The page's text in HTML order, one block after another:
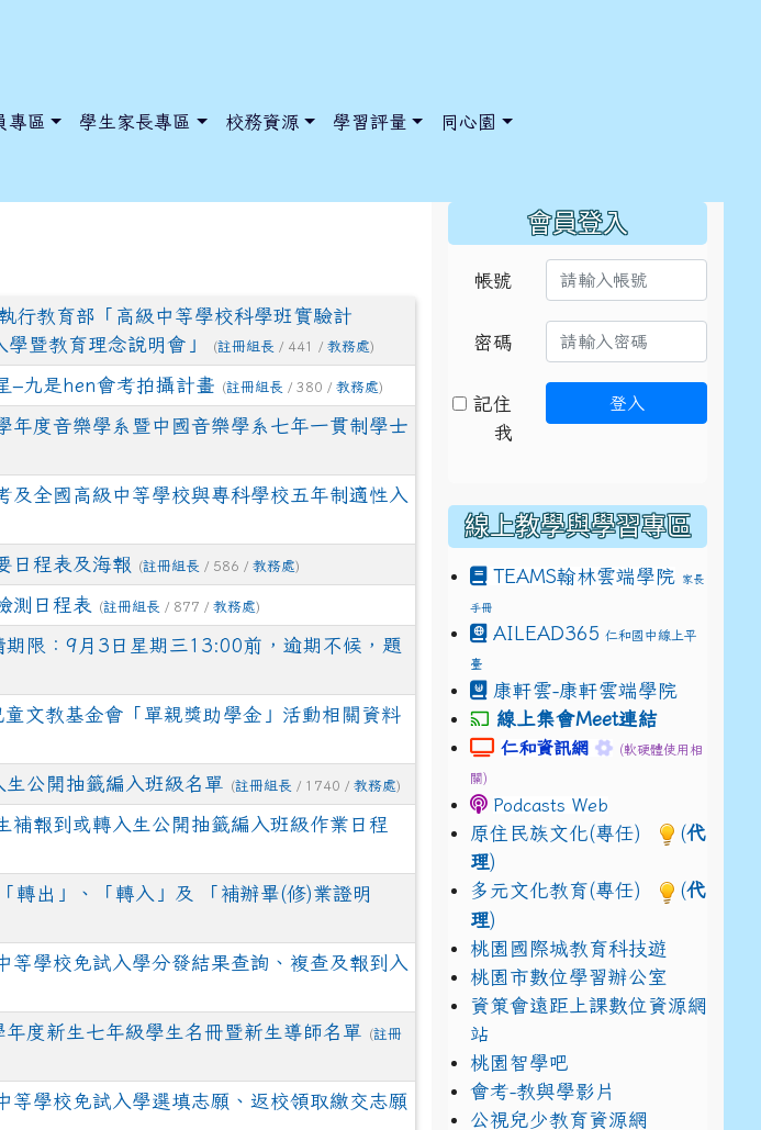
專區 學生家長專區 校務資源 學習評量 同心園
行教育部「高級中等學校科學班實驗計
暨教育理念說明會」
(註冊組長 / 441 / 教務處)
–九是hen會考拍攝計畫 (註冊組長 / 380 /教務處)
年度音樂學系暨中國音樂學系七年一貫制學士
及全國高級中等學校與專科學校五年制適性入
日程表及海報 (註冊組長 / 586 /教務處)
測日程表 (註冊組長 / 877 /教務處)
限：9月3日星期三13:00前，逾期不候，題
文教基金會「單親獎助學金」活動相關資料
公開抽籤編入班級名單 (註冊組長 / 1740 / 教務處)
補報到或轉入生公開抽籤編入班級作業日程
轉出」、「轉入」及 「補辦畢(修)業證明
等學校免試入學分發結果查詢、複查及報到入
度新生七年級學生名冊暨新生導師名單 (註冊
等學校免試入學選填志願、返校領取繳交志願
Page/Public/ChooseSys?s=05 style=font-size: 1rem; background-
Page/Public/ChooseSys?s=05 style=font-size: 1rem; background-
g7OisECve/
g7OisECve/
適性入學講綱 (ogle.com/presentation/d/
會員登入
帳號
密碼
記住
我
登入
線上教學與學習專區
TEAMS翰林雲端學院 家長
手冊
AILEAD365 仁和國中線上平
臺
康軒雲-康軒雲端學院
線上集會Meet連結
link to https://
仁和資訊網 link to https://
(軟硬體使用相
關)
Podcasts Web
原住民族文化(專任) (代
理)
多元文化教育(專任)
(代
理)
桃園國際城教育科技遊
桃園市數位學習辦公室
資策會遠距上課數位資源網
站
桃園智學吧
會考-教與學影片
公視兒少教育資源網